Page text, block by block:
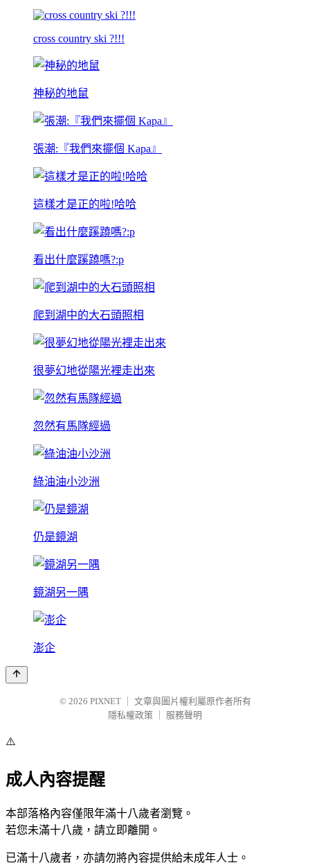
cross country ski ?!!!
神秘的地鼠
張潮:『我們來擺個 Kapa』
這樣才是正的啦!哈哈
看出什麼蹊蹺嗎?:p
爬到湖中的大石頭照相
很夢幻地從陽光裡走出來
忽然有馬隊經過
綠油油小沙洲
仍是鏡湖
鏡湖另一隅
澎企
© 2026 PIXNET
文章與圖片權利屬原作者所有
隱私權政策
服務聲明
⚠️
成人內容提醒
本部落格內容僅限年滿十八歲者瀏覽。
若您未滿十八歲，請立即離開。
已滿十八歲者，亦請勿將內容提供給未成年人士。